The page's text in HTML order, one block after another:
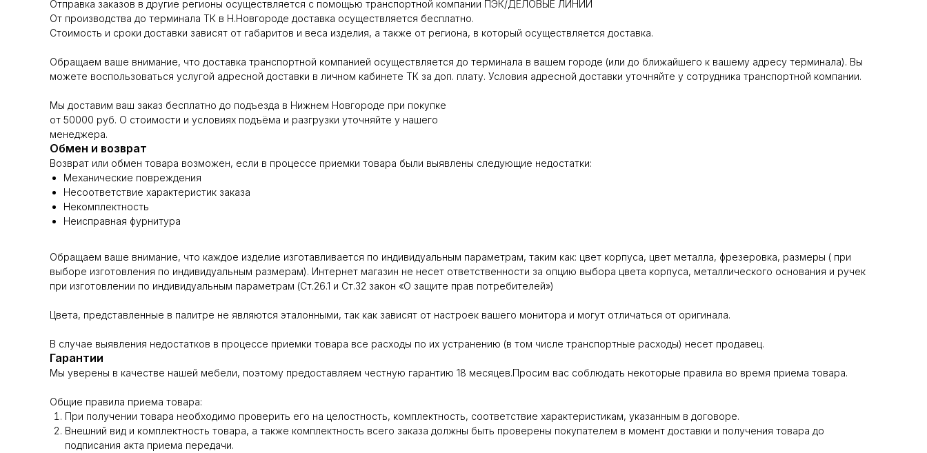
Отправка заказов в другие регионы осуществляется с помощью транспортной компании ПЭК/ДЕЛОВЫЕ ЛИНИИ
От производства до терминала ТК в Н.Новгороде доставка осуществляется бесплатно.
Стоимость и сроки доставки зависят от габаритов и веса изделия, а также от региона, в который осуществляется доставка.
Обращаем ваше внимание, что доставка транспортной компанией осуществляется до терминала в вашем городе (или до ближайшего к вашему адресу терминала). Вы
можете воспользоваться услугой адресной доставки в личном кабинете ТК за доп. плату. Условия адресной доставки уточняйте у сотрудника транспортной компании.
Мы доставим ваш заказ бесплатно до подъезда в Нижнем Новгороде при покупке
от 50000 руб. О стоимости и условиях подъёма и разгрузки уточняйте у нашего
менеджера.
Обмен и возврат
Возврат или обмен товара возможен, если в процессе приемки товара были выявлены следующие недостатки:
Механические повреждения
Несоответствие характеристик заказа
Некомплектность
Неисправная фурнитура
Обращаем ваше внимание, что каждое изделие изготавливается по индивидуальным параметрам, таким как: цвет корпуса, цвет металла, фрезеровка, размеры ( при
выборе изготовления по индивидуальным размерам). Интернет магазин не несет ответственности за опцию выбора цвета корпуса, металлического основания и ручек
при изготовлении по индивидуальным параметрам (Ст.26.1 и Ст.32 закон «О защите прав потребителей»)
Цвета, представленные в палитре не являются эталонными, так как зависят от настроек вашего монитора и могут отличаться от оригинала.
В случае выявления недостатков в процессе приемки товара все расходы по их устранению (в том числе транспортные расходы) несет продавец.
Гарантии
Мы уверены в качестве нашей мебели, поэтому предоставляем честную гарантию 18 месяцев.Просим вас соблюдать некоторые правила во время приема товара.
Общие правила приема товара:
При получении товара необходимо проверить его на целостность, комплектность, соответствие характеристикам, указанным в договоре.
Внешний вид и комплектность товара, а также комплектность всего заказа должны быть проверены покупателем в момент доставки и получения товара до
подписания акта приема передачи.